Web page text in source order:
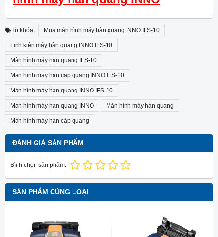
Từ khóa: Mua màn hình máy hàn quang INNO IFS-10
Linh kiện máy hàn quang INNO IFS-10
Màn hình máy hàn quang IFS-10
Màn hình máy hàn cáp quang INNO IFS-10
Màn hình máy hàn quang INNO IFS-10
Màn hình máy hàn quang INNO Màn hình máy hàn quang
Màn hình máy hàn cáp quang
ĐÁNH GIÁ SẢN PHẨM
Bình chọn sản phẩm:
SẢN PHẨM CÙNG LOẠI